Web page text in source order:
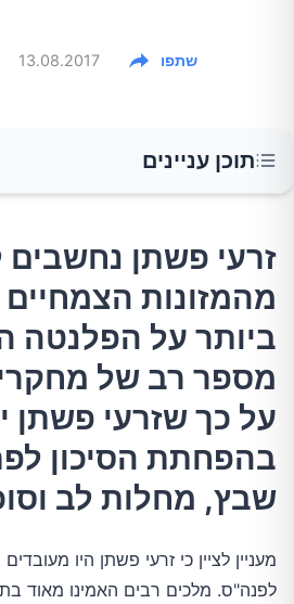
13.08.2017 שתפו
תוכן עניינים
החזקים ביותר על הפלנטה
מחקרים המעידים על כך שזרעי
בהפחתת הסיכון לפתח סרטן,
וסוכרת.
היתרונות הבריאותיים של
1.מניעת סרטן
2.מסייע בהתמודדות מול מחלות קרדיווסקולריות
זרעי פשתן
מהמזונות
ביותר על הפלנטה
מספר רב של
על כך שזרעי פשתן
בהפחתת הסיכון
שבץ, מחלות לב
לפנה"ס. מלכים רבים האמינו מאוד